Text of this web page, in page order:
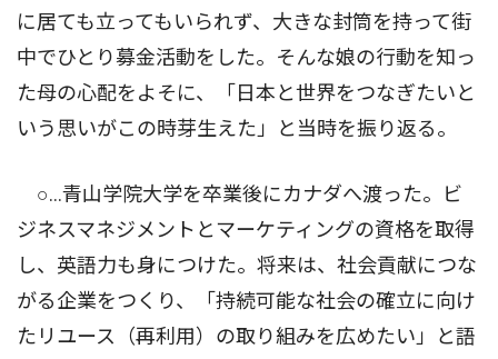
に居ても立ってもいられず、大きな封筒を持って街
中でひとり募金活動をした。そんな娘の行動を知っ
た母の心配をよそに、「日本と世界をつなぎたいと
いう思いがこの時芽生えた」と当時を振り返る。
○…青山学院大学を卒業後にカナダへ渡った。ビ
ジネスマネジメントとマーケティングの資格を取得
し、英語力も身につけた。将来は、社会貢献につな
がる企業をつくり、「持続可能な社会の確立に向け
たリユース（再利用）の取り組みを広めたい」と語